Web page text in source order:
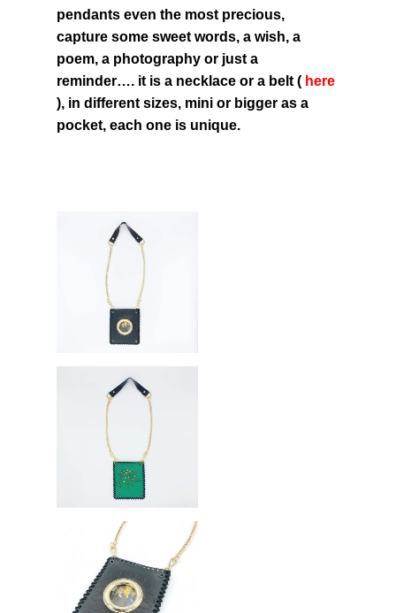
pendants even the most precious,
capture some sweet words, a wish, a
poem, a photography or just a
reminder…. it is a necklace or a belt ( here
), in different sizes, mini or bigger as a
pocket, each one is unique.